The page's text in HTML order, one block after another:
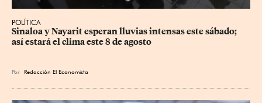
POLÍTICA
Sinaloa y Nayarit esperan lluvias intensas este sábado;
así estará el clima este 8 de agosto
Por Redacción El Economista